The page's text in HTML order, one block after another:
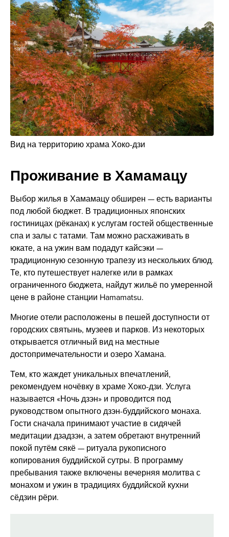
Вид на территорию храма Хоко-дзи
Проживание в Хамамацу
Выбор жилья в Хамамацу обширен — есть варианты
под любой бюджет. В традиционных японских
гостиницах (рёканах) к услугам гостей общественные
спа и залы с татами. Там можно расхаживать в
юкате, а на ужин вам подадут кайсэки —
традиционную сезонную трапезу из нескольких блюд.
Те, кто путешествует налегке или в рамках
ограниченного бюджета, найдут жильё по умеренной
цене в районе станции Hamamatsu.
Многие отели расположены в пешей доступности от
городских святынь, музеев и парков. Из некоторых
открывается отличный вид на местные
достопримечательности и озеро Хамана.
Тем, кто жаждет уникальных впечатлений,
рекомендуем ночёвку в храме Хоко-дзи. Услуга
называется «Ночь дзэн» и проводится под
руководством опытного дзэн-буддийского монаха.
Гости сначала принимают участие в сидячей
медитации дзадзэн, а затем обретают внутренний
покой путём сякё — ритуала рукописного
копирования буддийской сутры. В программу
пребывания также включены вечерняя молитва с
монахом и ужин в традициях буддийской кухни
сёдзин рёри.